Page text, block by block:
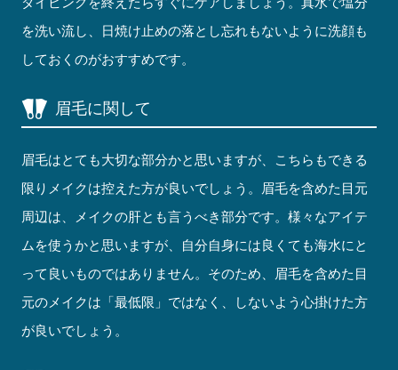
を洗い流し、日焼け止めの落とし忘れもないように洗顔も
しておくのがおすすめです。
眉毛に関して
眉毛はとても大切な部分かと思いますが、こちらもできる
限りメイクは控えた方が良いでしょう。眉毛を含めた目元
周辺は、メイクの肝とも言うべき部分です。様々なアイテ
ムを使うかと思いますが、自分自身には良くても海水にと
って良いものではありません。そのため、眉毛を含めた目
元のメイクは「最低限」ではなく、しないよう心掛けた方
が良いでしょう。